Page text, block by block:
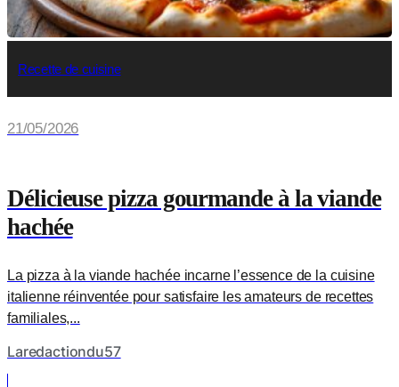
Recette de cuisine
21/05/2026
Délicieuse pizza gourmande à la viande
hachée
La pizza à la viande hachée incarne l’essence de la cuisine
italienne réinventée pour satisfaire les amateurs de recettes
familiales,...
Laredactiondu57